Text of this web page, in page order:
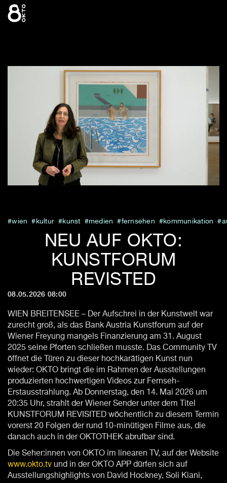
Zum
Inhalt
wien kultur kunst medien fernsehen kommunikation
NEU AUF OKTO:
KUNSTFORUM
REVISTED
08.05.2026 08:00
WIEN BREITENSEE – Der Aufschrei in der Kunstwelt war
zurecht groß, als das Bank Austria Kunstforum auf der
Wiener Freyung mangels Finanzierung am 31. August
2025 seine Pforten schließen musste. Das Community TV
öffnet die Türen zu dieser hochkarätigen Kunst nun
wieder: OKTO bringt die im Rahmen der Ausstellungen
produzierten hochwertigen Videos zur Fernseh-
Erstausstrahlung. Ab Donnerstag, den 14. Mai 2026 um
20:35 Uhr, strahlt der Wiener Sender unter dem Titel
KUNSTFORUM REVISITED wöchentlich zu diesem Termin
vorerst 20 Folgen der rund 10-minütigen Filme aus, die
danach auch in der OKTOTHEK abrufbar sind.
Die Seher:innen von OKTO im linearen TV, auf der Website
www.okto.tv und in der OKTO APP dürfen sich auf
Ausstellungshighlights von David Hockney, Soli Kiani,